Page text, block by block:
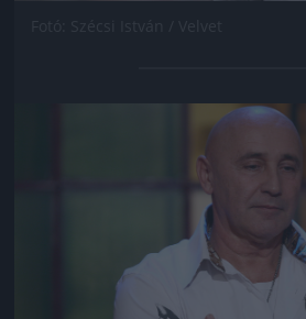
Jön még kép!